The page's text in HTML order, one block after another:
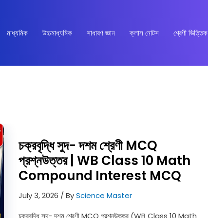
মাধ্যমিক উচ্চমাধ্যমিক সাধারণ জ্ঞান ক্লাস নোটস শ্রেণী ভিত্তিক
চক্রবৃদ্ধি সুদ- দশম শ্রেণী MCQ
প্রশ্নউত্তর | WB Class 10 Math
Compound Interest MCQ
July 3, 2026 / ByScience Master
চক্রবৃদ্ধি সুদ- দশম শ্রেণী MCQ প্রশ্নউত্তর (WB Class 10 Math